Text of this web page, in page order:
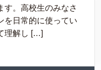
す。高校生のみなさ
を日常的に使ってい
理解し […]